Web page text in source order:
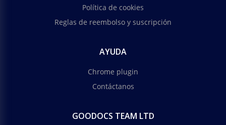
Política de cookies
Reglas de reembolso y suscripción
AYUDA
Chrome plugin
Contáctanos
GOODOCS TEAM LTD